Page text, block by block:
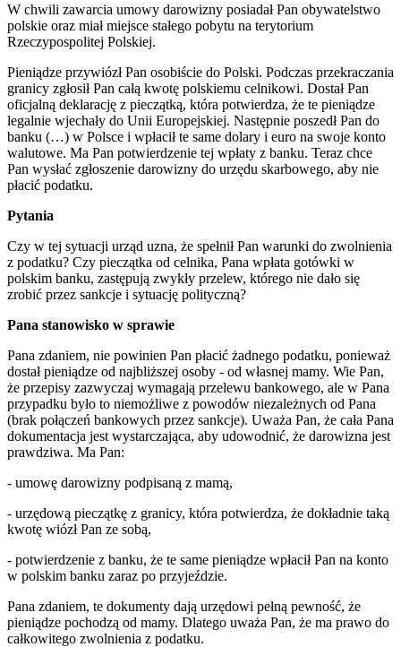
W chwili zawarcia umowy darowizny posiadał Pan obywatelstwo
polskie oraz miał miejsce stałego pobytu na terytorium
Rzeczypospolitej Polskiej.
Pieniądze przywiózł Pan osobiście do Polski. Podczas przekraczania
granicy zgłosił Pan całą kwotę polskiemu celnikowi. Dostał Pan
oficjalną deklarację z pieczątką, która potwierdza, że te pieniądze
legalnie wjechały do Unii Europejskiej. Następnie poszedł Pan do
banku (…) w Polsce i wpłacił te same dolary i euro na swoje konto
walutowe. Ma Pan potwierdzenie tej wpłaty z banku. Teraz chce
Pan wysłać zgłoszenie darowizny do urzędu skarbowego, aby nie
płacić podatku.
Pytania
Czy w tej sytuacji urząd uzna, że spełnił Pan warunki do zwolnienia
z podatku? Czy pieczątka od celnika, Pana wpłata gotówki w
polskim banku, zastępują zwykły przelew, którego nie dało się
zrobić przez sankcje i sytuację polityczną?
Pana stanowisko w sprawie
Pana zdaniem, nie powinien Pan płacić żadnego podatku, ponieważ
dostał pieniądze od najbliższej osoby - od własnej mamy. Wie Pan,
że przepisy zazwyczaj wymagają przelewu bankowego, ale w Pana
przypadku było to niemożliwe z powodów niezależnych od Pana
(brak połączeń bankowych przez sankcje). Uważa Pan, że cała Pana
dokumentacja jest wystarczająca, aby udowodnić, że darowizna jest
prawdziwa. Ma Pan:
- umowę darowizny podpisaną z mamą,
- urzędową pieczątkę z granicy, która potwierdza, że dokładnie taką
kwotę wiózł Pan ze sobą,
- potwierdzenie z banku, że te same pieniądze wpłacił Pan na konto
w polskim banku zaraz po przyjeździe.
Pana zdaniem, te dokumenty dają urzędowi pełną pewność, że
pieniądze pochodzą od mamy. Dlatego uważa Pan, że ma prawo do
całkowitego zwolnienia z podatku.